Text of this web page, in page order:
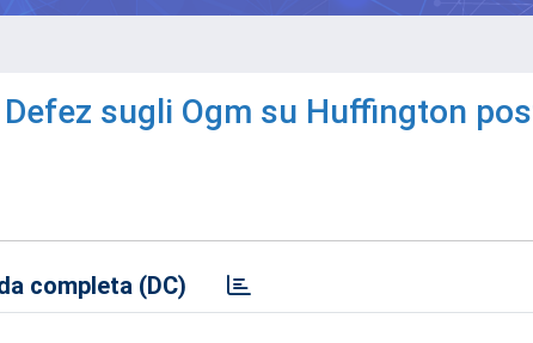
sugli Ogm su Huffington
completa (DC)